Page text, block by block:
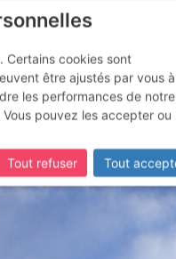
Certains cookies sont
être ajustés par vous à
les performances de notre
pouvez les accepter ou
Tout refuser
Tout